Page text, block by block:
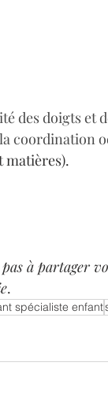
des doigts et
coordination
matières).
à partager
.
spécialiste enfant